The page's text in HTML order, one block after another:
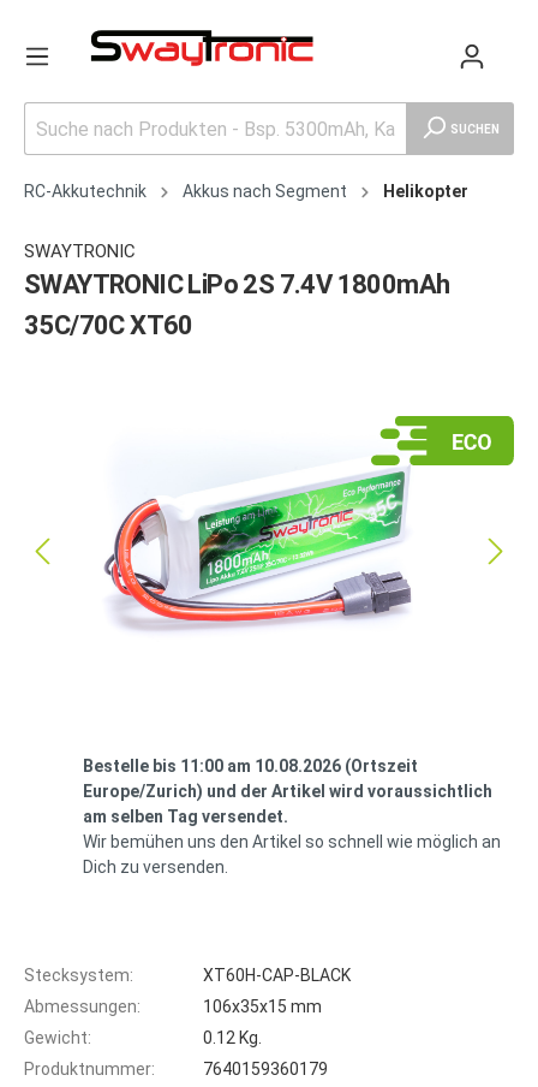
SUCHEN
RC-Akkutechnik Akkus nach Segment Helikopter
SWAYTRONIC
SWAYTRONIC LiPo 2S 7.4V 1800mAh
35C/70C XT60
Bestelle bis 11:00 am 10.08.2026 (Ortszeit
Europe/Zurich) und der Artikel wird voraussichtlich
am selben Tag versendet.
Wir bemühen uns den Artikel so schnell wie möglich an
Dich zu versenden.
Stecksystem:
XT60H-CAP-BLACK
Abmessungen:
106x35x15 mm
Gewicht:
0.12 Kg.
Produktnummer:
7640159360179